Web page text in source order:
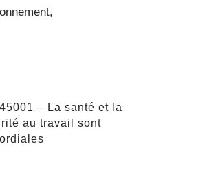
45001 – La santé et la
au travail sont